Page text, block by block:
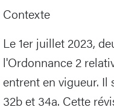
Contexte
Le 1er juillet 2023,
l'Ordonnance 2
entrent en vigueur. Il
32b et 34a. Cette